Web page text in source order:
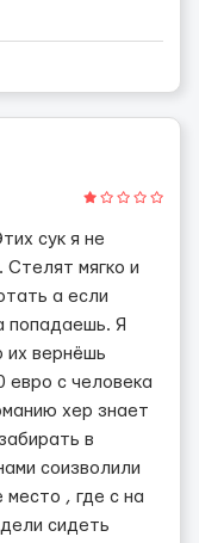
сук я не
Стелят мягко и
а если
попадаешь. Я
их вернёшь
евро с человека
хер знает
в
соизволили
место , где с на
сидеть